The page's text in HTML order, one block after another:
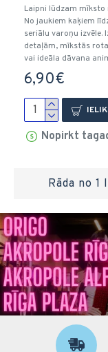
Laipni lūdzam
No jaukiem kaķiem
seriālu varoņu
detaļām, mīkstās
vai ideāla dāvana
6,90€
Nopirkt
Rāda no